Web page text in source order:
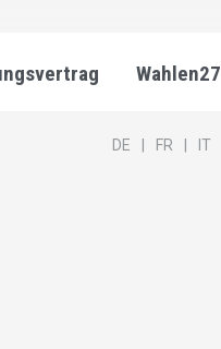
Wahlen27
DE FR IT